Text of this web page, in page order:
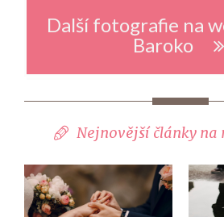
Další fotografie na
Baroko
Nejnovější články na